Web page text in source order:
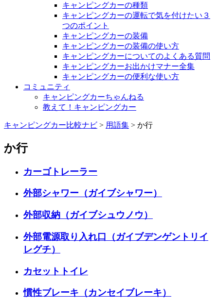
キャンピングカーの種類
キャンピングカーの運転で気を付けたい３
つのポイント
キャンピングカーの装備
キャンピングカーの装備の使い方
キャンピングカーについてのよくある質問
キャンピングカーお出かけマナー全集
キャンピングカーの便利な使い方
コミュニティ
キャンピングカーちゃんねる
教えて！キャンピングカー
キャンピングカー比較ナビ > 用語集 > か行
か行
カーゴトレーラー
外部シャワー（ガイブシャワー）
外部収納（ガイブシュウノウ）
外部電源取り入れ口（ガイブデンゲントリイ
レグチ）
カセットトイレ
慣性ブレーキ（カンセイブレーキ）